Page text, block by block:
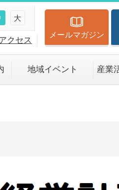
大
クセス
メールマガジン
地域イベント 産業